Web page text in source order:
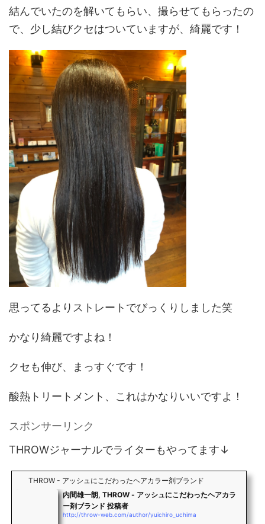
結んでいたのを解いてもらい、撮らせてもらったの
で、少し結びクセはついていますが、綺麗です！
思ってるよりストレートでびっくりしました笑
かなり綺麗ですよね！
クセも伸び、まっすぐです！
酸熱トリートメント、これはかなりいいですよ！
スポンサーリンク
THROWジャーナルでライターもやってます↓
THROW - アッシュにこだわったヘアカラー剤ブランド
内間雄一朗, THROW - アッシュにこだわったヘアカラ
ー剤ブランド 投稿者
http://throw-web.com/author/yuichiro_uchima